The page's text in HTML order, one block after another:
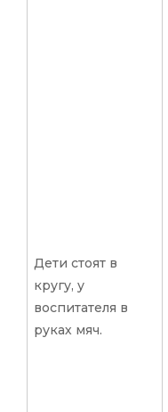
Дети стоят в
кругу, у
воспитателя в
руках мяч.